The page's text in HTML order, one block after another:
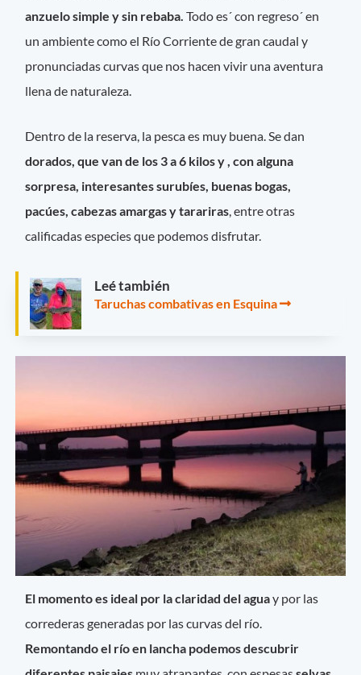
anzuelo simple y sin rebaba.Todo es´ con regreso´ en
un ambiente como el Río Corriente de gran caudal y
pronunciadas curvas que nos hacen vivir una aventura
llena de naturaleza.
Dentro de la reserva, la pesca es muy buena. Se dan
dorados, que van de los 3 a 6 kilos y , con alguna
sorpresa, interesantes surubíes, buenas bogas,
pacúes, cabezas amargas y tarariras , entre otras
calificadas especies que podemos disfrutar.
Leé también
Taruchas combativas en Esquina
El momento es ideal por la claridad del aguay por las
correderas generadas por las curvas del río.
Remontando el río en lancha podemos descubrir